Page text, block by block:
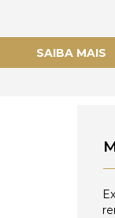
SAIBA MAIS